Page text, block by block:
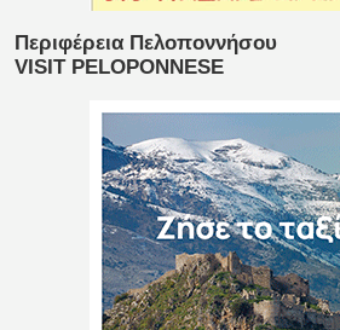
Περιφέρεια Πελοποννήσου
VISIT PELOPONNESE